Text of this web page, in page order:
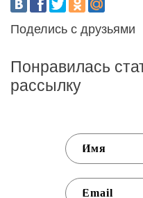
Поделись с друзьями
Понравилась
рассылку